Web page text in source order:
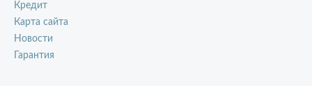
Кредит
Карта сайта
Новости
Гарантия